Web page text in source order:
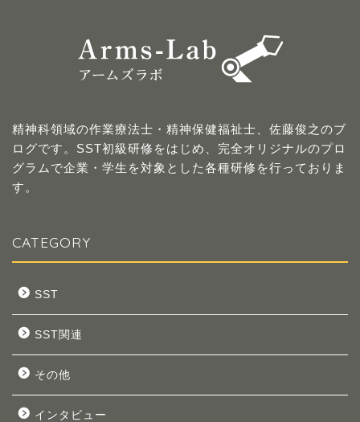
精神科領域の作業療法士・精神保健福祉士、佐藤俊之のブ
ログです。SST初級研修をはじめ、完全オリジナルのプロ
グラムで企業・学生を対象とした各種研修を行っておりま
す。
CATEGORY
SST
SST関連
その他
インタビュー